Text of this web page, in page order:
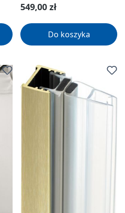
Cena regularna:
549,00 zł
Do koszyka